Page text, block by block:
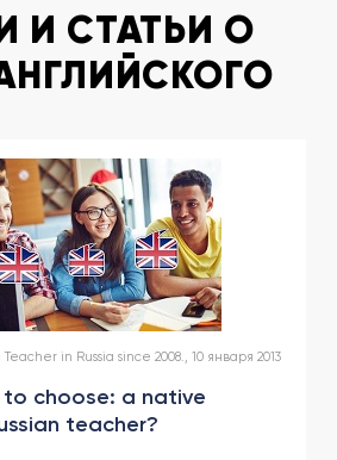
И СТАТЬИ О
in Russia since 2008., 10 января 2013
choose: a native
teacher?